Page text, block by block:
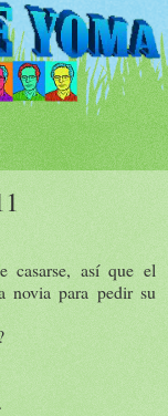
casarse, así que el
novia para pedir su